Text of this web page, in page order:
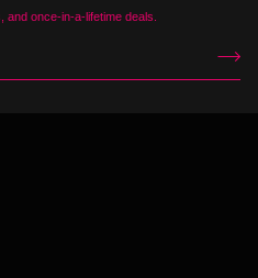
once-in-a-lifetime deals.